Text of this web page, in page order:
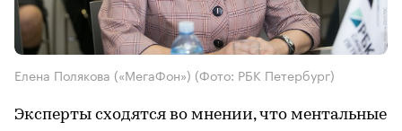
Елена Полякова («МегаФон») (Фото: РБК Петербург)
Эксперты сходятся во мнении, что ментальные